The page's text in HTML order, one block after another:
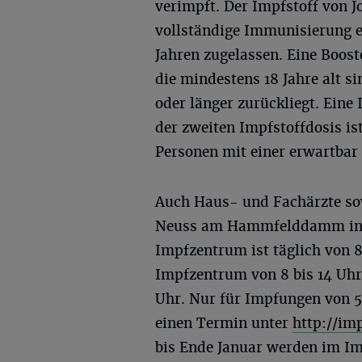
verimpft. Der Impfstoff von
vollständige Immunisierung
Jahren zugelassen. Eine
die mindestens 18 Jahre alt
oder länger zurückliegt. Eine
der zweiten Impfstoffdosis
Personen mit einer
Auch Haus- und Fachärzte
Neuss am Hammfelddamm
Impfzentrum ist täglich von
Impfzentrum von 8 bis 14
Uhr. Nur für Impfungen von
einen Termin unter http://
bis Ende Januar werden im